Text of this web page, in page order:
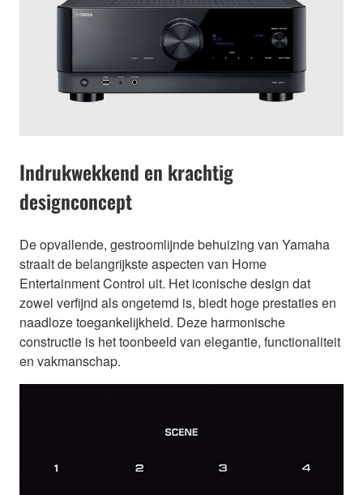
Indrukwekkend en krachtig
designconcept
De opvallende, gestroomlijnde behuizing van Yamaha
straalt de belangrijkste aspecten van Home
Entertainment Control uit. Het iconische design dat
zowel verfijnd als ongetemd is, biedt hoge prestaties en
naadloze toegankelijkheid. Deze harmonische
constructie is het toonbeeld van elegantie, functionaliteit
en vakmanschap.